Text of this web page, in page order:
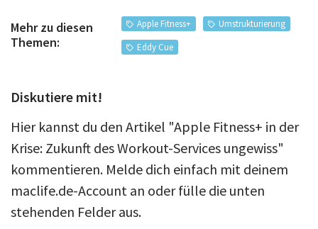
Mehr zu diesen
Themen:
Apple Fitness+
Umstrukturierung
Eddy Cue
Diskutiere mit!
Hier kannst du den Artikel "Apple Fitness+ in der
Krise: Zukunft des Workout-Services ungewiss"
kommentieren. Melde dich einfach mit deinem
maclife.de-Account an oder fülle die unten
stehenden Felder aus.